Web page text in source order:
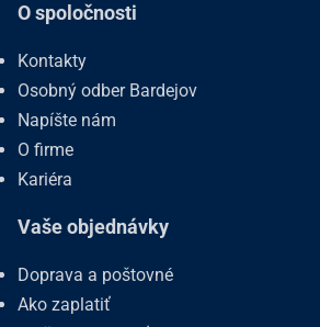
O spoločnosti
Kontakty
Osobný odber Bardejov
Napíšte nám
O firme
Kariéra
Vaše objednávky
Doprava a poštovné
Ako zaplatiť